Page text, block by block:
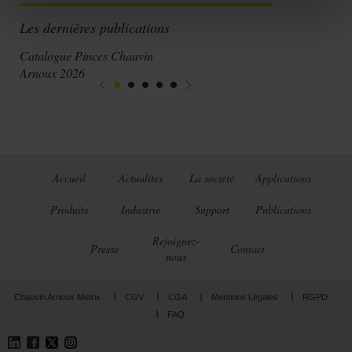
Les dernières publications
Catalogue Pinces Chauvin
Arnoux 2026
Accueil Actualités La société Applications
Produits Industrie Support Publications
Presse
Rejoignez-
nous
Contact
Chauvin Arnoux Metrix CGV CGA Mentions Légales
RGPD
FAQ